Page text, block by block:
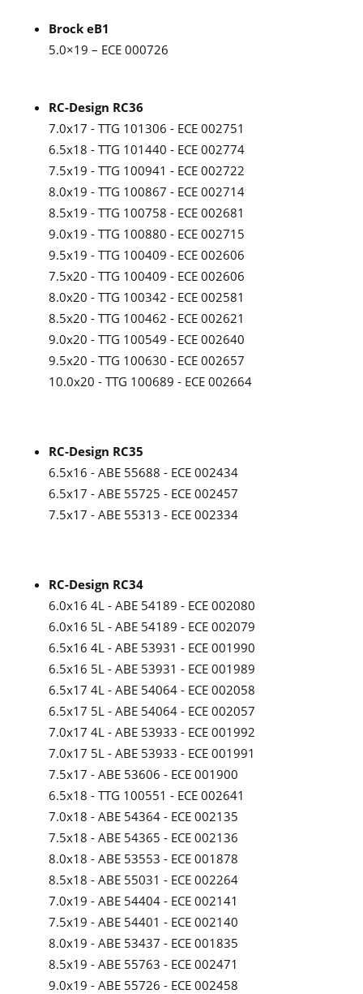
Brock eB1
5.0×19 – ECE 000726
RC-Design RC36
7.0x17 - TTG 101306 - ECE 002751
6.5x18 - TTG 101440 - ECE 002774
7.5x19 - TTG 100941 - ECE 002722
8.0x19 - TTG 100867 - ECE 002714
8.5x19 - TTG 100758 - ECE 002681
9.0x19 - TTG 100880 - ECE 002715
9.5x19 - TTG 100409 - ECE 002606
7.5x20 - TTG 100409 - ECE 002606
8.0x20 - TTG 100342 - ECE 002581
8.5x20 - TTG 100462 - ECE 002621
9.0x20 - TTG 100549 - ECE 002640
9.5x20 - TTG 100630 - ECE 002657
10.0x20 - TTG 100689 - ECE 002664
RC-Design RC35
6.5x16 - ABE 55688 - ECE 002434
6.5x17 - ABE 55725 - ECE 002457
7.5x17 - ABE 55313 - ECE 002334
RC-Design RC34
6.0x16 4L - ABE 54189 - ECE 002080
6.0x16 5L - ABE 54189 - ECE 002079
6.5x16 4L - ABE 53931 - ECE 001990
6.5x16 5L - ABE 53931 - ECE 001989
6.5x17 4L - ABE 54064 - ECE 002058
6.5x17 5L - ABE 54064 - ECE 002057
7.0x17 4L - ABE 53933 - ECE 001992
7.0x17 5L - ABE 53933 - ECE 001991
7.5x17 - ABE 53606 - ECE 001900
6.5x18 - TTG 100551 - ECE 002641
7.0x18 - ABE 54364 - ECE 002135
7.5x18 - ABE 54365 - ECE 002136
8.0x18 - ABE 53553 - ECE 001878
8.5x18 - ABE 55031 - ECE 002264
7.0x19 - ABE 54404 - ECE 002141
7.5x19 - ABE 54401 - ECE 002140
8.0x19 - ABE 53437 - ECE 001835
8.5x19 - ABE 55763 - ECE 002471
9.0x19 - ABE 55726 - ECE 002458